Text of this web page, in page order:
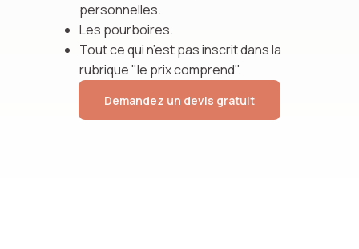
personnelles.
Les pourboires.
Tout ce qui n’est pas inscrit dans la
rubrique "le prix comprend".
Demandez un devis gratuit